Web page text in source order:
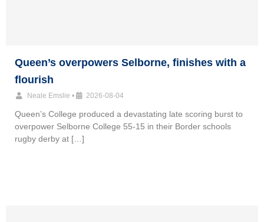
Queen’s overpowers Selborne, finishes with a
flourish
Neale Emslie • 2026-08-04
Queen’s College produced a devastating late scoring burst to
overpower Selborne College 55-15 in their Border schools
rugby derby at […]